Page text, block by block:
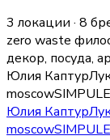
3 локации · 8
zero waste
декор, посуда,
Юлия Каптур
moscowSIMPULE
Юлия Каптур
moscowSIMPULE